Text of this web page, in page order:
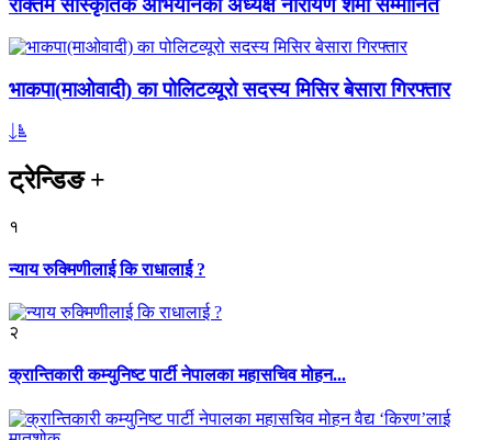
भाकपा(माओवादी) का पोलिटव्यूरो सदस्य मिसिर बेसारा गिरफ्तार
ट्रेन्डिङ+
१
न्याय रुक्मिणीलाई कि राधालाई ?
२
क्रान्तिकारी कम्युनिष्ट पार्टी नेपालका महासचिव मोहन...